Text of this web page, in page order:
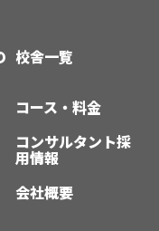
校舎一覧
コース・料金
コンサルタント採
用情報
会社概要